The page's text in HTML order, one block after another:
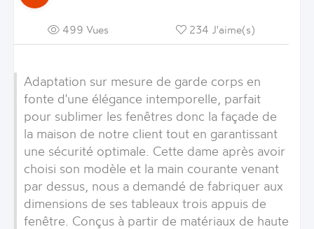
499 Vues 234 J'aime(s)
Adaptation sur mesure de garde corps en
fonte d'une élégance intemporelle, parfait
pour sublimer les fenêtres donc la façade de
la maison de notre client tout en garantissant
une sécurité optimale. Cette dame après avoir
choisi son modèle et la main courante venant
par dessus, nous a demandé de fabriquer aux
dimensions de ses tableaux trois appuis de
fenêtre. Conçus à partir de matériaux de haute